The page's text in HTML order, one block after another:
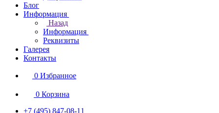
Блог
Информация
Назад
Информация
Реквизиты
Галерея
Контакты
0 Избранное
0 Корзина
+7 (495) 847-08-11